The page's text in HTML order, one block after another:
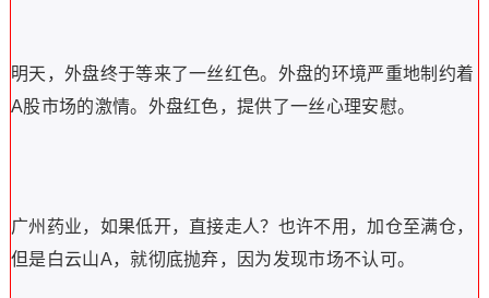
明天，外盘终于等来了一丝红色。外盘的环境严重地制约着
A股市场的激情。外盘红色，提供了一丝心理安慰。
广州药业，如果低开，直接走人？也许不用，加仓至满仓，
但是白云山A，就彻底抛弃，因为发现市场不认可。